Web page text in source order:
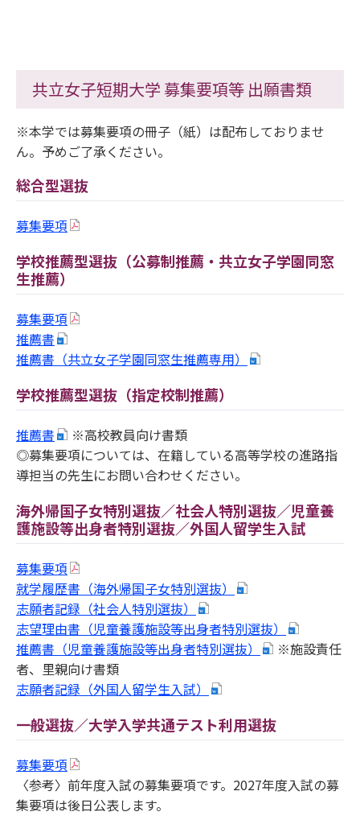
共立女子短期大学 募集要項等 出願書類
※本学では募集要項の冊子（紙）は配布しておりませ
ん。予めご了承ください。
総合型選抜
募集要項
学校推薦型選抜（公募制推薦・共立女子学園同窓
生推薦）
募集要項
推薦書
推薦書（共立女子学園同窓生推薦専用）
学校推薦型選抜（指定校制推薦）
推薦書
※高校教員向け書類
◎募集要項については、在籍している高等学校の進路指
導担当の先生にお問い合わせください。
海外帰国子女特別選抜／社会人特別選抜／児童養
護施設等出身者特別選抜／外国人留学生入試
募集要項
就学履歴書（海外帰国子女特別選抜）
志願者記録（社会人特別選抜）
志望理由書（児童養護施設等出身者特別選抜）
推薦書（児童養護施設等出身者特別選抜）
※施設責任
者、里親向け書類
志願者記録（外国人留学生入試）
一般選抜／大学入学共通テスト利用選抜
募集要項
〈参考〉前年度入試の募集要項です。2027年度入試の募
集要項は後日公表します。